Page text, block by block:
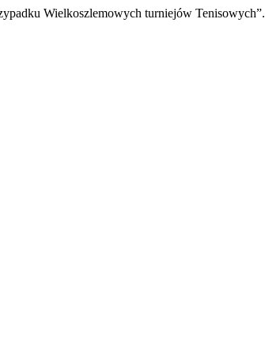
Wielkoszlemowych turniejów Tenisowych”.